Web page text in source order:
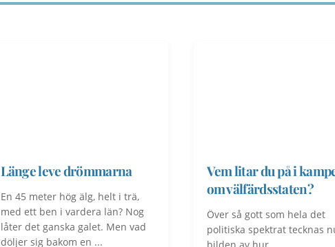
Länge leve drömmarna
En 45 meter hög älg, helt i trä,
med ett ben i vardera län? Nog
låter det ganska galet. Men vad
döljer sig bakom en ...
Vem litar du på i
om välfärdsstaten?
Över så gott som hela det
politiska spektrat tecknas